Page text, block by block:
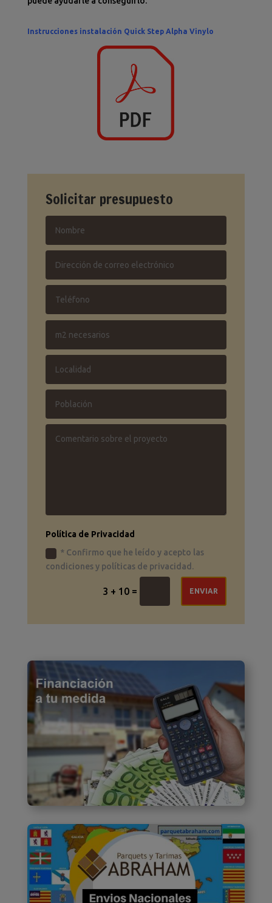
Instrucciones instalación Quick Step Alpha Vinylo
Solicitar presupuesto
Política de Privacidad
* Confirmo que he leído y acepto las
condiciones y políticas de privacidad.
3 + 10 = ENVIAR